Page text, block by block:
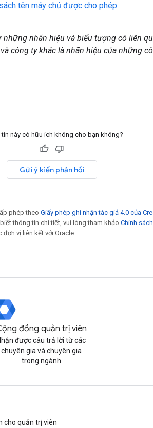
tên máy chủ được cho phép
những nhãn hiệu và biểu tượng có liên
công ty khác là nhãn hiệu của những
này có hữu ích không cho bạn không?
Gửi ý kiến phản hồi
phép theo Giấy phép ghi nhận tác giả 4.0 của
thông tin chi tiết, vui lòng tham khảo Chính
vị liên kết với Oracle.
đồng quản trị viên
được câu trả lời từ các
chuyên gia và chuyên gia
trong ngành
cho quản trị viên